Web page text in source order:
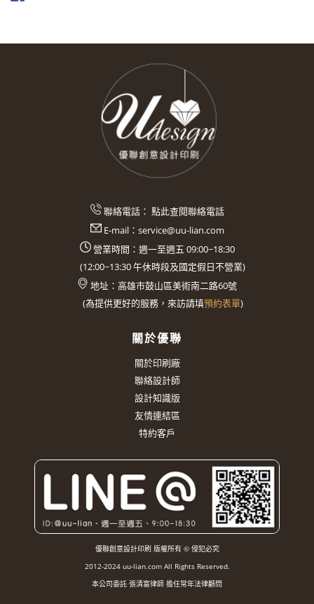
聯絡電話： 點此查閱聯絡電話
E-mail： service@uu-lian.com
營業時間：週一至週五 09:00~18:30
(12:00~13:30午休時段及國定假日不營業)
地址： 高雄市鼓山區美術南二路60號
(為提供更好的服務，來訪請填預約表單)
關於優聯
關於印刷廠
聯絡設計師
設計知識版
友情連結區
特約客戶
優聯創意設計印刷 版權所有 © 侵犯必究
2012-2024 uu-lian.com All Rights Reserved.
本公司委託 張清富律師 擔任常年法律顧問